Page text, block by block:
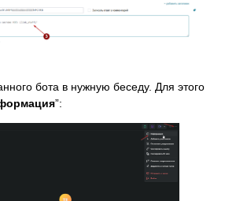
бота в нужную беседу. Для этого
”: